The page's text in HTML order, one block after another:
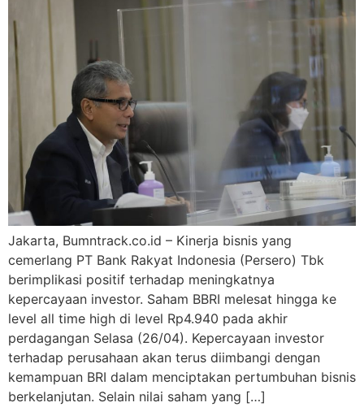
Jakarta, Bumntrack.co.id – Kinerja bisnis yang
cemerlang PT Bank Rakyat Indonesia (Persero) Tbk
berimplikasi positif terhadap meningkatnya
kepercayaan investor. Saham BBRI melesat hingga ke
level all time high di level Rp4.940 pada akhir
perdagangan Selasa (26/04). Kepercayaan investor
terhadap perusahaan akan terus diimbangi dengan
kemampuan BRI dalam menciptakan pertumbuhan bisnis
berkelanjutan. Selain nilai saham yang […]